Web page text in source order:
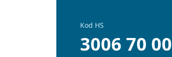
Kod HS
3006 70 00